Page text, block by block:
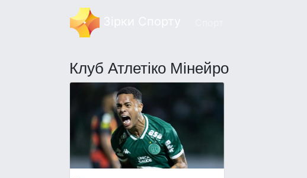
Клуб Атлетіко Мінейро